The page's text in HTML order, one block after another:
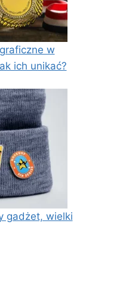
w
ich unikać?
gadżet, wielki